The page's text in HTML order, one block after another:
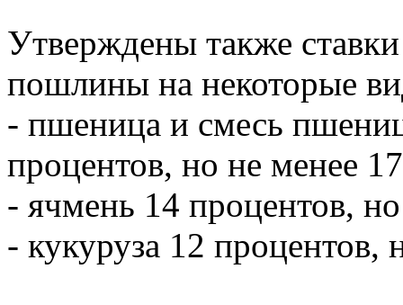
Утверждены также
пошлины на некоторые
- пшеница и смесь
процентов, но не менее
- ячмень 14 процентов,
- кукуруза 12 процентов,